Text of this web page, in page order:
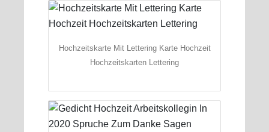
Hochzeitskarte Mit Lettering Karte Hochzeit
Hochzeitskarten Lettering